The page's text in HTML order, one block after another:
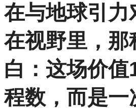
在与地球引
在视野里，
白：这场价
程数，而是